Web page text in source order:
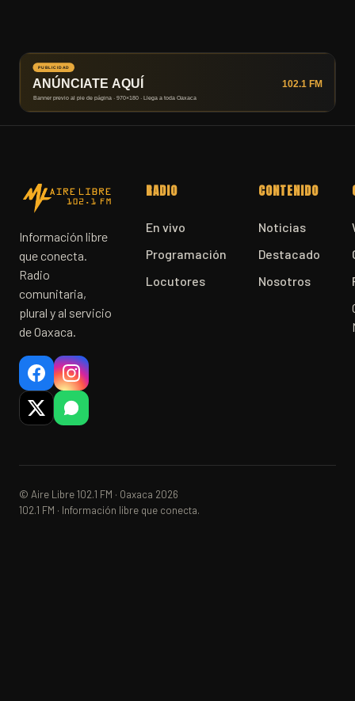
Información libre
que conecta.
Radio
comunitaria,
plural y al servicio
de Oaxaca.
RADIO
En vivo
Programación
Locutores
CONTENIDO
Noticias
Destacado
Nosotros
© Aire Libre 102.1 FM · Oaxaca 2026
102.1 FM · Información libre que conecta.